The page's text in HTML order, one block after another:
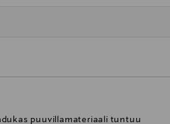
puuvillamateriaali tuntuu